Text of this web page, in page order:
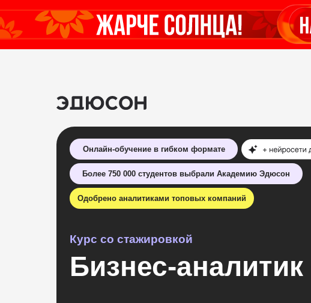
Онлайн-обучение в гибком формате
Одобрено аналитиками топовых компаний
Более 750 000 студентов выбрали Академию Эдюсон
Бизнес-
Курс со стажировкой